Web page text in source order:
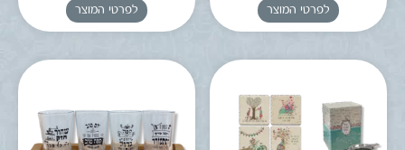
לפרטי המוצר לפרטי המוצר